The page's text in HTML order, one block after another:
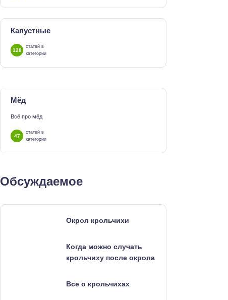
Капустные
128
статей в
категории
Мёд
Всё про мёд
47
статей в
категории
Обсуждаемое
Окрол крольчихи
Когда можно случать
крольчиху после окрола
Все о крольчихах